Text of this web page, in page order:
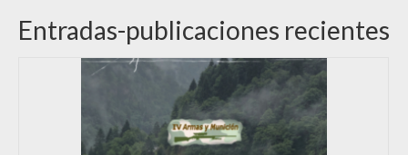
Entradas-publicaciones recientes